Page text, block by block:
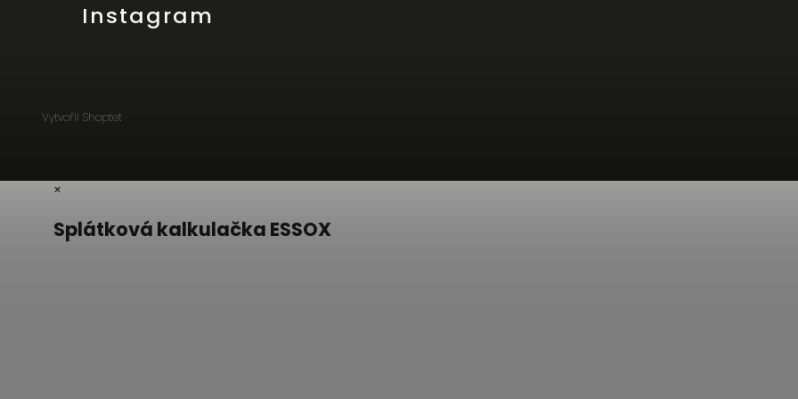
Instagram
Vytvořil Shoptet
×
Splátková kalkulačka ESSOX